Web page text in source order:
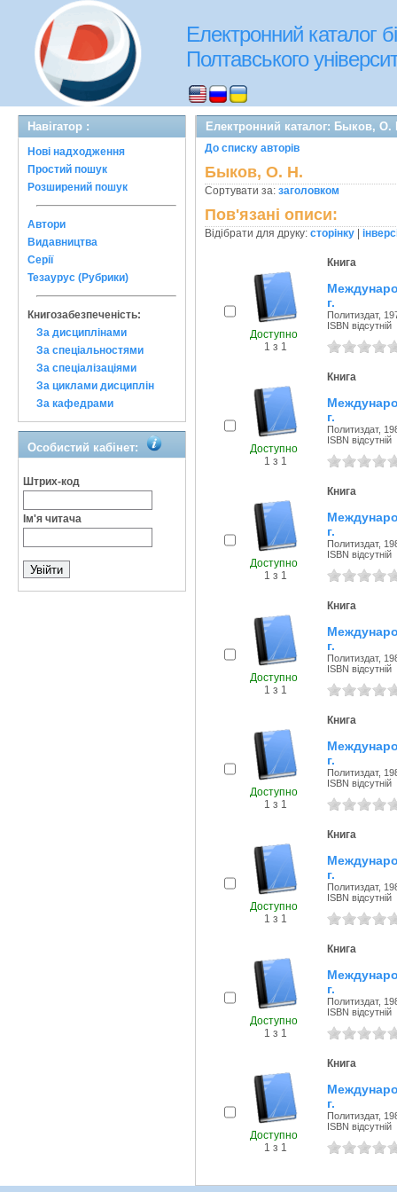
Електронний каталог
Полтавського
Навігатор :
Нові надходження
Простий пошук
Розширений пошук
Автори
Видавництва
Серії
Тезаурус (Рубрики)
Книгозабезпеченість:
За дисциплінами
За спеціальностями
За спеціалізаціями
За циклами дисциплін
За кафедрами
Особистий кабінет:
Штрих-код
Ім'я читача
Електронний каталог: Быков, О.
До списку авторів
Быков, О. Н.
Сортувати за: заголовком
Пов'язані описи:
Відібрати для друку: сторінку
Доступно
1 з 1
Книга
г.
Политиздат,
ISBN відсутній
Доступно
1 з 1
Книга
г.
Политиздат,
ISBN відсутній
Доступно
1 з 1
Книга
г.
Политиздат,
ISBN відсутній
Доступно
1 з 1
Книга
г.
Политиздат,
ISBN відсутній
Доступно
1 з 1
Книга
г.
Политиздат,
ISBN відсутній
Доступно
1 з 1
Книга
г.
Политиздат,
ISBN відсутній
Доступно
1 з 1
Книга
г.
Политиздат,
ISBN відсутній
Доступно
1 з 1
Книга
г.
Политиздат,
ISBN відсутній